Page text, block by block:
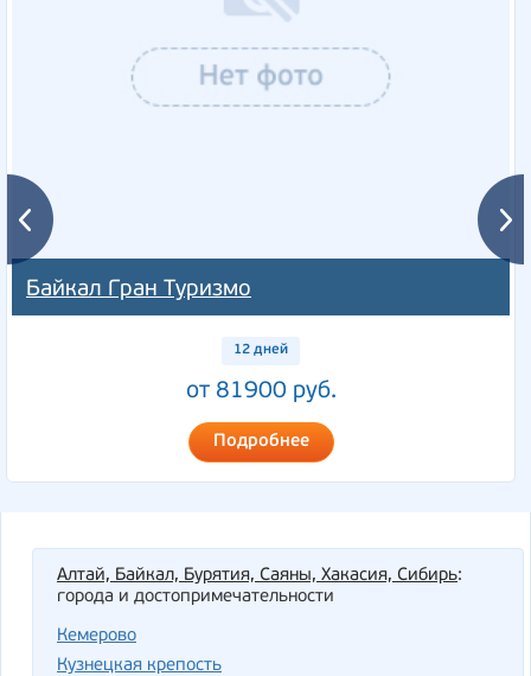
Байкал Гран Туризмо
12 дней
от 81900 руб.
Подробнее
Алтай, Байкал, Бурятия, Саяны, Хакасия, Сибирь:
города и достопримечательности
Кемерово
Кузнецкая крепость